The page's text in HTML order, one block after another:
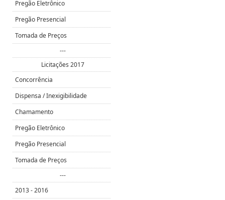
Pregão Eletrônico
Pregão Presencial
Tomada de Preços
---
Licitações 2017
Concorrência
Dispensa / Inexigibilidade
Chamamento
Pregão Eletrônico
Pregão Presencial
Tomada de Preços
---
2013 - 2016